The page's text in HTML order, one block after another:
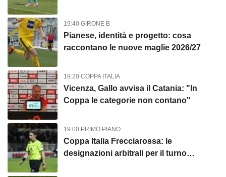
19:40 GIRONE B
Pianese, identità e progetto: cosa
raccontano le nuove maglie 2026/27
19:20 COPPA ITALIA
Vicenza, Gallo avvisa il Catania: "In
Coppa le categorie non contano"
19:00 PRIMO PIANO
Coppa Italia Frecciarossa: le
designazioni arbitrali per il turno